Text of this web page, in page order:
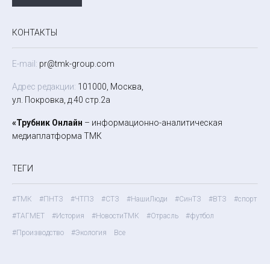
КОНТАКТЫ
E-mail: pr@tmk-group.com
Адрес редакции: 101000, Москва,
ул. Покровка, д.40 стр.2а
«Трубник Онлайн – информационно-аналитическая
медиаплатформа ТМК
ТЕГИ
#ТМК #ПНТЗ #ЧТПЗ #СТЗ #НашиЛюди #СинТЗ #ВТЗ
#спорт
#ТАГМЕТ
#История #НовостиТМК #Отрасль
#футбол
#Производство
#Экология Все